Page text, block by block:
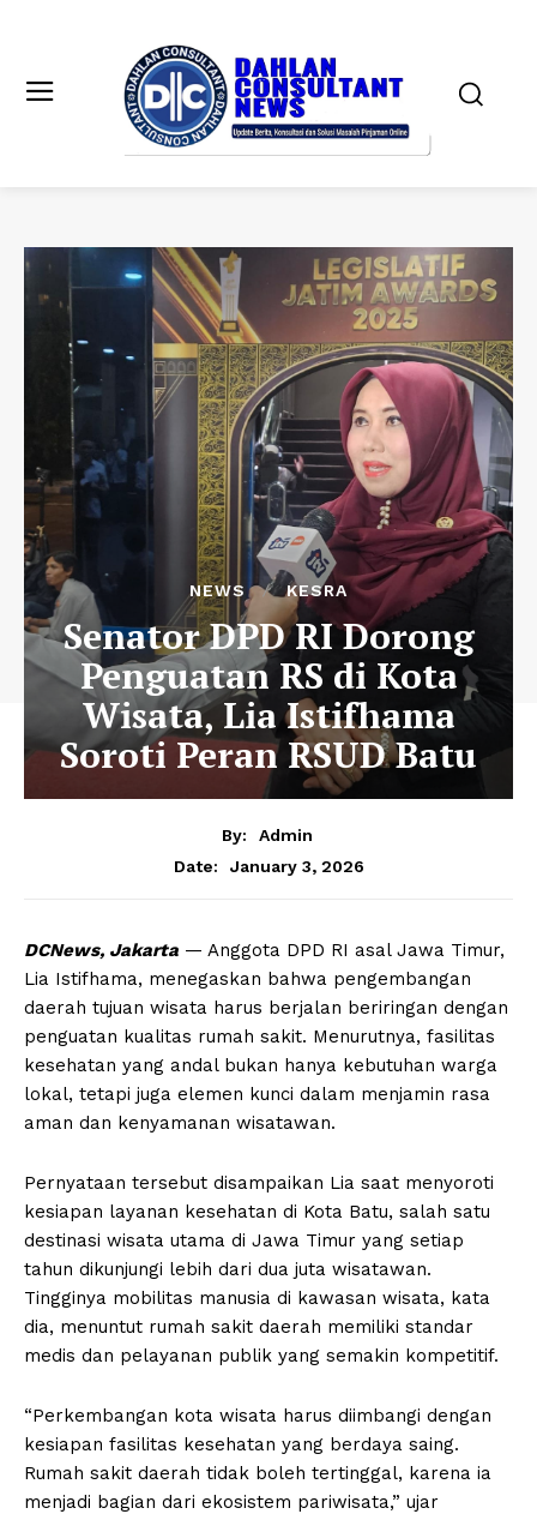
NEWS KESRA
Senator DPD RI Dorong
Penguatan RS di Kota
Wisata, Lia Istifhama
Soroti Peran RSUD Batu
By:
Admin
Date:
January 3, 2026
DCNews, Jakarta — Anggota DPD RI asal Jawa Timur,
Lia Istifhama, menegaskan bahwa pengembangan
daerah tujuan wisata harus berjalan beriringan dengan
penguatan kualitas rumah sakit. Menurutnya, fasilitas
kesehatan yang andal bukan hanya kebutuhan warga
lokal, tetapi juga elemen kunci dalam menjamin rasa
aman dan kenyamanan wisatawan.
Pernyataan tersebut disampaikan Lia saat menyoroti
kesiapan layanan kesehatan di Kota Batu, salah satu
destinasi wisata utama di Jawa Timur yang setiap
tahun dikunjungi lebih dari dua juta wisatawan.
Tingginya mobilitas manusia di kawasan wisata, kata
dia, menuntut rumah sakit daerah memiliki standar
medis dan pelayanan publik yang semakin kompetitif.
“Perkembangan kota wisata harus diimbangi dengan
kesiapan fasilitas kesehatan yang berdaya saing.
Rumah sakit daerah tidak boleh tertinggal, karena ia
menjadi bagian dari ekosistem pariwisata,” ujar